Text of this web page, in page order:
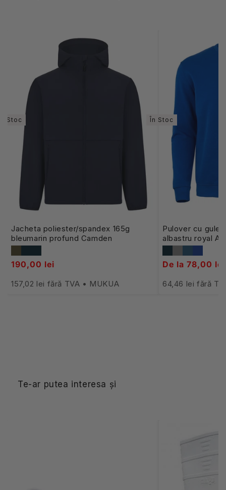
Stoc
Jacheta poliester/spandex 165g
bleumarin profund Camden
190,00 lei
157,02 lei fără TVA • MUKUA
În Stoc
Pulover cu
albastru royal
De la 78,00 lei
64,46 lei fără
Te-ar putea interesa și